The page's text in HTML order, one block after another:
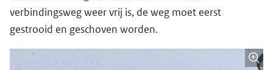
verbindingsweg weer vrij is, de weg moet eerst
gestrooid en geschoven worden.